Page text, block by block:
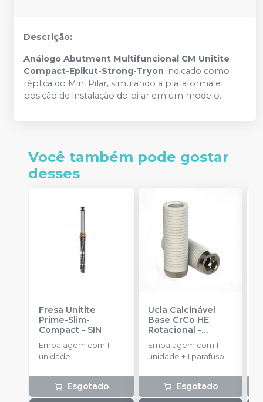
Descrição:
Análogo Abutment Multifuncional CM Unitite
Compact-Epikut-Strong-Tryon indicado como
réplica do Mini Pilar, simulando a plataforma e
posição de instalação do pilar em um modelo.
Você também pode gostar
desses
Fresa Unitite
Prime-Slim-
Compact - SIN
Embalagem com 1
unidade.
Esgotado
Ucla Calcinável
Base CrCo HE
Rotacional -
SINGULAR
Embalagem com 1
unidade + 1 parafuso.
Esgotado